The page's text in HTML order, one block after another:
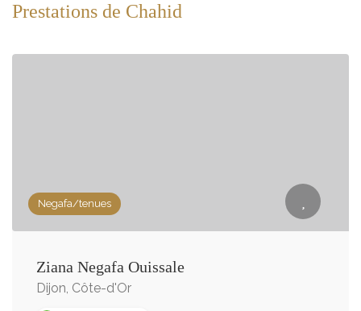
Prestations de Chahid
Negafa/tenues
Ziana Negafa Ouissale
Dijon, Côte-d'Or